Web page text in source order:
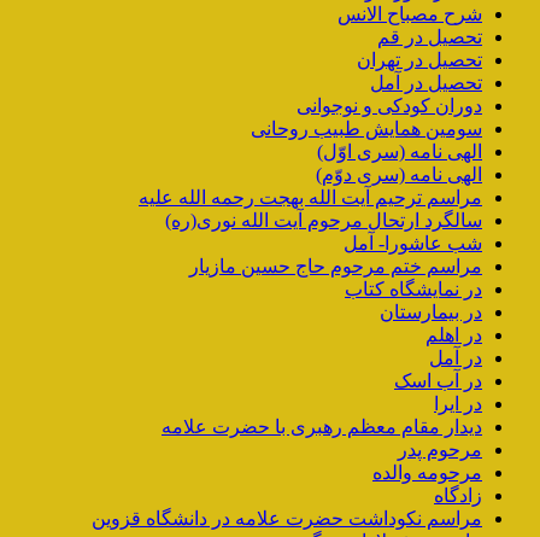
شرح مصباح الانس
تحصیل در قم
تحصیل در تهران
تحصیل در آمل
دوران کودکی و نوجوانی
سومین همایش طبیب روحانی
الهی نامه (سری اوّل)
الهی نامه (سری دوّم)
مراسم ترحیم آیت الله بهجت رحمه الله علیه
سالگرد ارتحال مرحوم آیت الله نوری(ره)
شب عاشورا- آمل
مراسم ختم مرحوم حاج حسین مازیار
در نمایشگاه کتاب
در بیمارستان
در اهلم
در آمل
در آب اسک
در ایرا
دیدار مقام معظم رهبری با حضرت علامه
مرحوم پدر
مرحومه والده
زادگاه
مراسم نکوداشت حضرت علامه در دانشگاه قزوین